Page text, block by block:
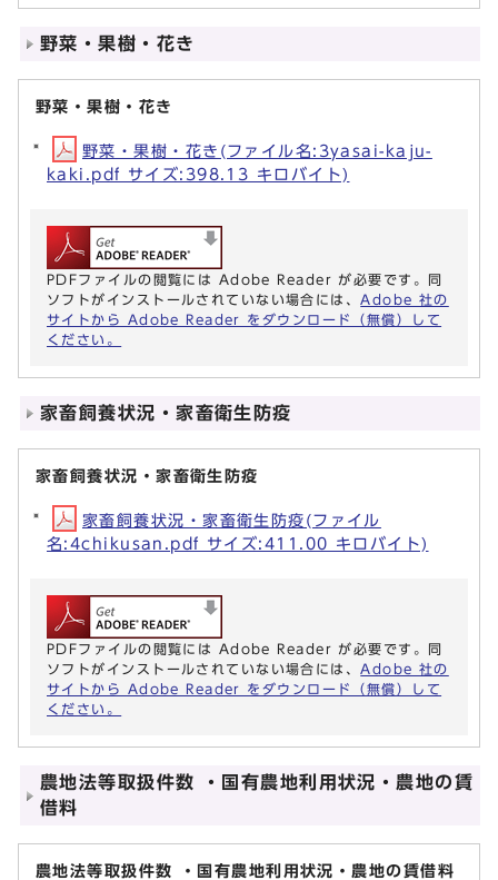
野菜・果樹・花き
野菜・果樹・花き
野菜・果樹・花き(ファイル名:3yasai-kaju-
kaki.pdf サイズ:398.13 キロバイト)
PDFファイルの閲覧には Adobe Reader が必要です。同
ソフトがインストールされていない場合には、 Adobe 社の
サイトから Adobe Reader をダウンロード（無償）して
ください。
家畜飼養状況・家畜衛生防疫
家畜飼養状況・家畜衛生防疫
家畜飼養状況・家畜衛生防疫(ファイル
名:4chikusan.pdf サイズ:411.00 キロバイト)
PDFファイルの閲覧には Adobe Reader が必要です。同
ソフトがインストールされていない場合には、 Adobe 社の
サイトから Adobe Reader をダウンロード（無償）して
ください。
農地法等取扱件数 ・国有農地利用状況・農地の賃
借料
農地法等取扱件数 ・国有農地利用状況・農地の賃借料